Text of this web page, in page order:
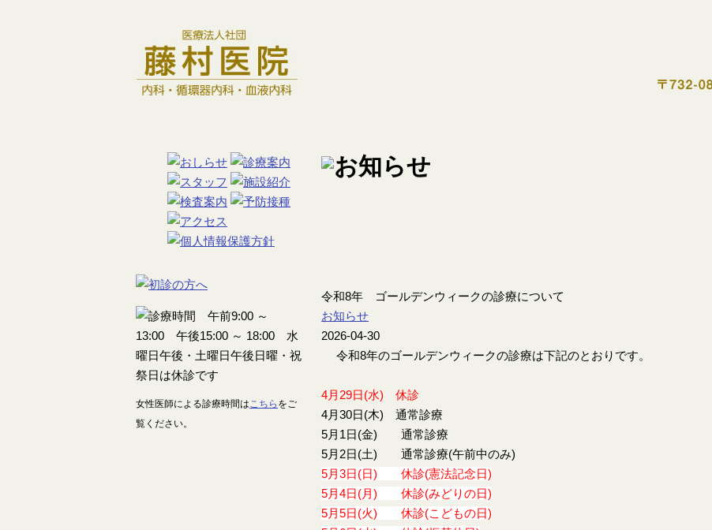
女性医師による診療時間はこちら をご
覧ください。
令和8年 ゴールデンウィークの診療について
お知らせ
2026-04-30
令和8年のゴールデンウィークの診療は下記のとおりです。
4月29日(水) 休診
4月30日(木) 通常診療
5月1日(金) 通常診療
5月2日(土) 通常診療(午前中のみ)
5月3日(日) 休診(憲法記念日)
5月4日(月) 休診(みどりの日)
5月5日(火) 休診(こどもの日)